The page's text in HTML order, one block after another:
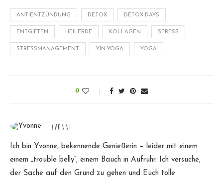
ANTIENTZÜNDUNG DETOX DETOX DAYS
ENTGIFTEN HEILERDE KOLLAGEN STRESS
STRESSMANAGEMENT YIN YOGA YOGA
0
YVONNE
Ich bin Yvonne, bekennende Genießerin – leider mit einem
einem „trouble belly“, einem Bauch in Aufruhr. Ich versuche,
der Sache auf den Grund zu gehen und Euch tolle